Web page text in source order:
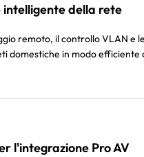
intelligente della rete
remoto, il controllo VLAN e
domestiche in modo efficiente
l'integrazione Pro AV